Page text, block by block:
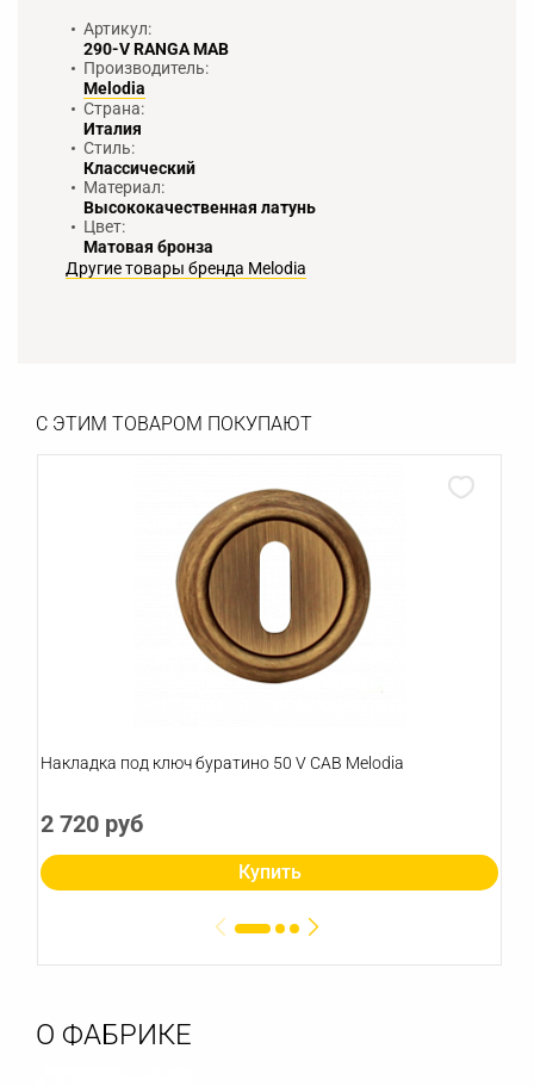
Артикул:
290-V RANGA MAB
Производитель:
Melodia
Страна:
Италия
Стиль:
Классический
Материал:
Высококачественная латунь
Цвет:
Матовая бронза
Другие товары бренда Melodia
С ЭТИМ ТОВАРОМ ПОКУПАЮТ
Накладка под ключ буратино 50 V CAB Melodia
2 720 руб
Купить
О ФАБРИКЕ